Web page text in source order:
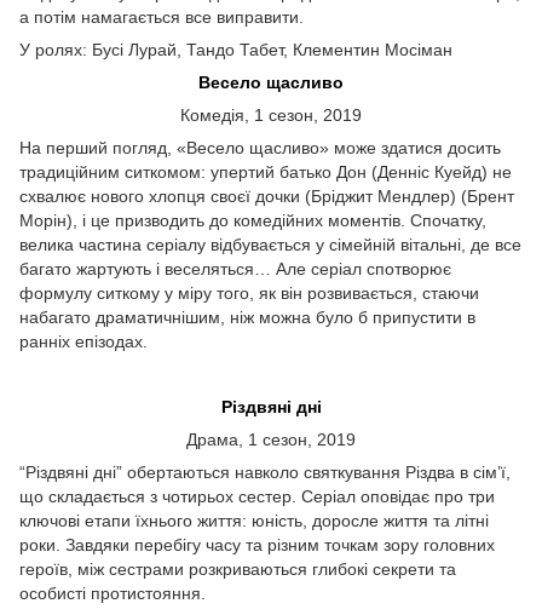
а потім намагається все виправити.
У ролях: Бусі Лурай, Тандо Табет, Клементин Мосіман
Весело щасливо
Комедія, 1 сезон, 2019
На перший погляд, «Весело щасливо» може здатися досить
традиційним ситкомом: упертий батько Дон (Денніс Куейд) не
схвалює нового хлопця своєї дочки (Бріджит Мендлер) (Брент
Морін), і це призводить до комедійних моментів. Спочатку,
велика частина серіалу відбувається у сімейній вітальні, де все
багато жартують і веселяться… Але серіал спотворює
формулу ситкому у міру того, як він розвивається, стаючи
набагато драматичнішим, ніж можна було б припустити в
ранніх епізодах.
Різдвяні дні
Драма, 1 сезон, 2019
“Різдвяні дні” обертаються навколо святкування Різдва в сім’ї,
що складається з чотирьох сестер. Серіал оповідає про три
ключові етапи їхнього життя: юність, доросле життя та літні
роки. Завдяки перебігу часу та різним точкам зору головних
героїв, між сестрами розкриваються глибокі секрети та
особисті протистояння.